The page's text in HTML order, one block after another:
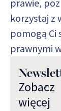
prawie,
korzystaj z
pomogą Ci
prawnymi
Zobacz
więcej